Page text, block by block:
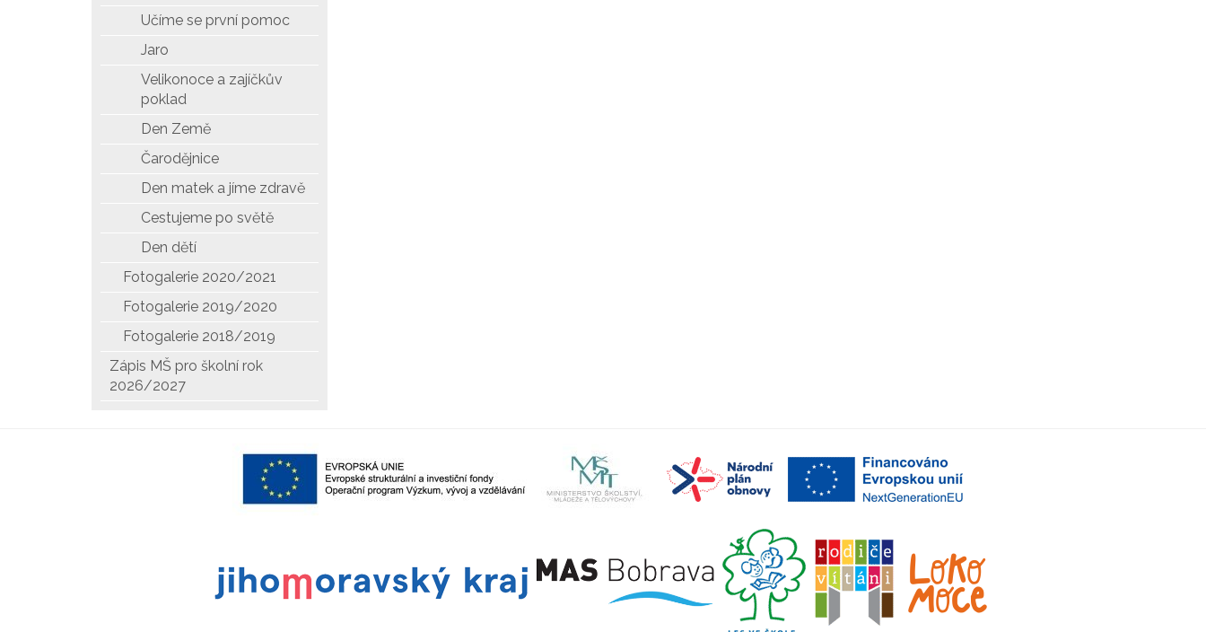
Učíme se první pomoc
Jaro
Velikonoce a zajíčkův
poklad
Den Země
Čarodějnice
Den matek a jíme zdravě
Cestujeme po světě
Den dětí
Fotogalerie 2020/2021
Fotogalerie 2019/2020
Fotogalerie 2018/2019
Zápis MŠ pro školní rok
2026/2027